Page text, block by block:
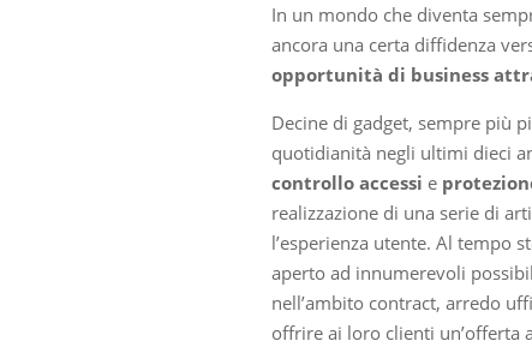
In un mondo che diventa
ancora una certa diffidenza
opportunità di business
Decine di gadget, sempre più
quotidianità negli ultimi dieci
controllo accessi e
realizzazione di una serie di
l’esperienza utente. Al tempo
aperto ad innumerevoli
nell’ambito contract, arredo
offrire ai loro clienti un’offerta